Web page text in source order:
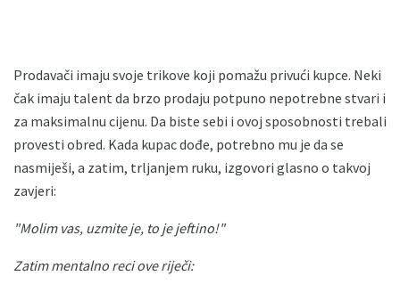
Prodavači imaju svoje trikove koji pomažu privući kupce. Neki
čak imaju talent da brzo prodaju potpuno nepotrebne stvari i
za maksimalnu cijenu. Da biste sebi i ovoj sposobnosti trebali
provesti obred. Kada kupac dođe, potrebno mu je da se
nasmiješi, a zatim, trljanjem ruku, izgovori glasno o takvoj
zavjeri:
"Molim vas, uzmite je, to je jeftino!"
Zatim mentalno reci ove riječi: